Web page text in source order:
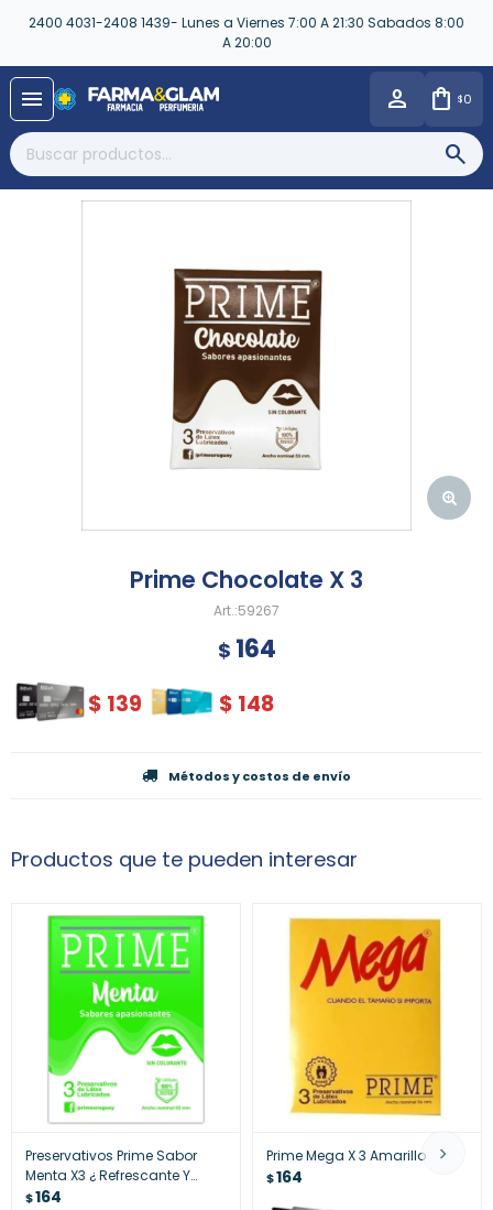
2400 4031-2408 1439- Lunes a Viernes 7:00 A 21:30 Sabados 8:00
A 20:00
menu $0
Prime Chocolate X 3
59267
$ 164
$ 139 $ 148
Métodos y costos de envío
Productos que te pueden interesar
Preservativos Prime Sabor
Menta X3 ¿ Refrescante Y
Confiable
$164
Prime Mega X 3 Amarillo
$164